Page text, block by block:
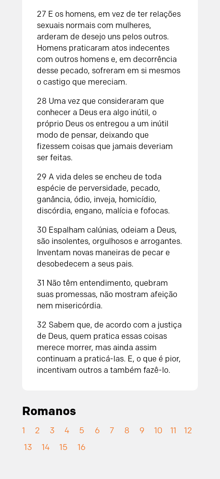
27 E os homens, em vez de ter relações
sexuais normais com mulheres,
arderam de desejo uns pelos outros.
Homens praticaram atos indecentes
com outros homens e, em decorrência
desse pecado, sofreram em si mesmos
o castigo que mereciam.
28 Uma vez que consideraram que
conhecer a Deus era algo inútil, o
próprio Deus os entregou a um inútil
modo de pensar, deixando que
fizessem coisas que jamais deveriam
ser feitas.
29 A vida deles se encheu de toda
espécie de perversidade, pecado,
ganância, ódio, inveja, homicídio,
discórdia, engano, malícia e fofocas.
30 Espalham calúnias, odeiam a Deus,
são insolentes, orgulhosos e arrogantes.
Inventam novas maneiras de pecar e
desobedecem a seus pais.
31 Não têm entendimento, quebram
suas promessas, não mostram afeição
nem misericórdia.
32 Sabem que, de acordo com a justiça
de Deus, quem pratica essas coisas
merece morrer, mas ainda assim
continuam a praticá-las. E, o que é pior,
incentivam outros a também fazê-lo.
Romanos
1 2 3 4 5 6 7 8 9 10 11
12
13
14 15 16